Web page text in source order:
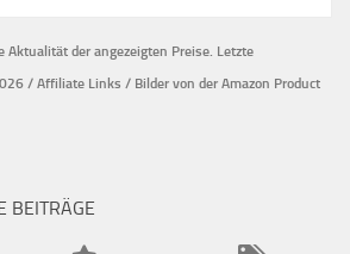
Aktualität der angezeigten Preise. Letzte
/ Affiliate Links / Bilder von der Amazon Product
BEITRÄGE